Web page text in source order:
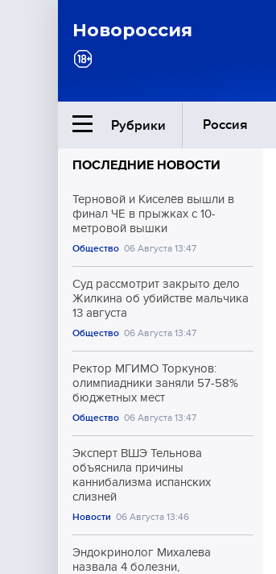
Новороссия
Рубрики Россия
Ближний Восток
Общество
Культура
ПОСЛЕДНИЕ НОВОСТИ
Терновой и Киселёв вышли в
финал ЧЕ в прыжках с 10-
метровой вышки
Общество 06 Августа 13:47
Суд рассмотрит закрыто дело
Жилкина об убийстве мальчика
13 августа
Общество 06 Августа 13:47
Ректор МГИМО Торкунов:
олимпиадники заняли 57-58%
бюджетных мест
Общество 06 Августа 13:47
Эксперт ВШЭ Тельнова
объяснила причины
каннибализма испанских
слизней
Новости 06 Августа 13:46
Эндокринолог Михалева
назвала 4 болезни,